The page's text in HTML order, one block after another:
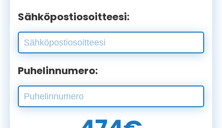
Sähköpostiosoitteesi:
Puhelinnumero: